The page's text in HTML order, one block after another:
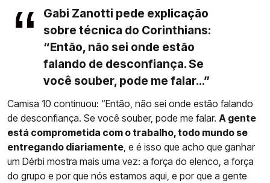
Gabi Zanotti pede explicação
sobre técnica do Corinthians:
“Então, não sei onde estão
falando de desconfiança. Se
você souber, pode me falar...”
Camisa 10 continuou: “Então, não sei onde estão falando
de desconfiança. Se você souber, pode me falar. A gente
está comprometida com o trabalho, todo mundo se
entregando diariamente, e é isso que acho que ganhar
um Dérbi mostra mais uma vez: a força do elenco, a força
do grupo e por que nós estamos aqui, e por que a gente